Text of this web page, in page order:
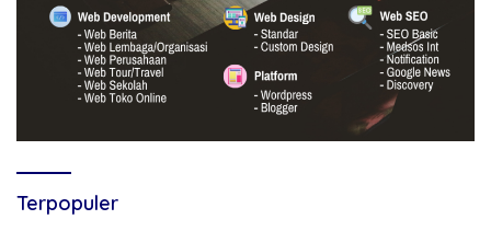
Terpopuler